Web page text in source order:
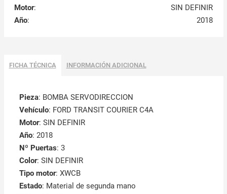
Motor:
SIN DEFINIR
Año: 2018
FICHA TÉCNICA INFORMACIÓN ADICIONAL
Pieza: BOMBA SERVODIRECCION
Vehículo: FORD TRANSIT COURIER C4A
Motor: SIN DEFINIR
Año: 2018
Nº Puertas: 3
Color: SIN DEFINIR
Tipo motor: XWCB
Estado: Material de segunda mano